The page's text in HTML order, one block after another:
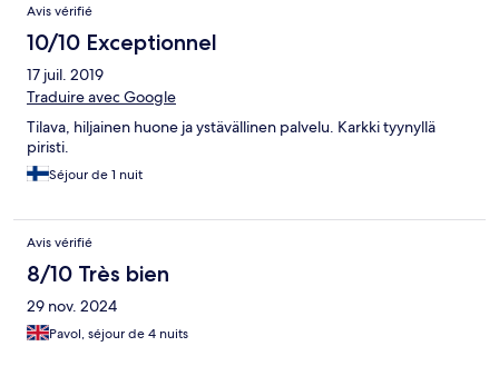
Avis vérifié
10/10 Exceptionnel
17 juil. 2019
Traduire avec Google
Tilava, hiljainen huone ja ystävällinen palvelu. Karkki tyynyllä
piristi.
Séjour de 1 nuit
Avis vérifié
8/10 Très bien
29 nov. 2024
Pavol, séjour de 4 nuits